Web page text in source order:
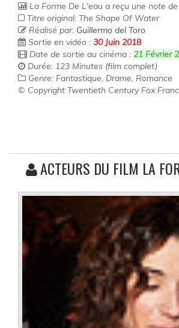
La Forme De L'eau a reçu une note de
Titre original: The Shape Of Water
Réalisé par: Guillermo del Toro
Sortie en vidéo : 30 Juin 2018
Date de sortie au cinéma : 21 Février
Durée: 123 Minutes (film complet)
Genre: Fantastique, Drame, Romance
© Copyright Twentieth Century Fox
ACTEURS DU FILM LA